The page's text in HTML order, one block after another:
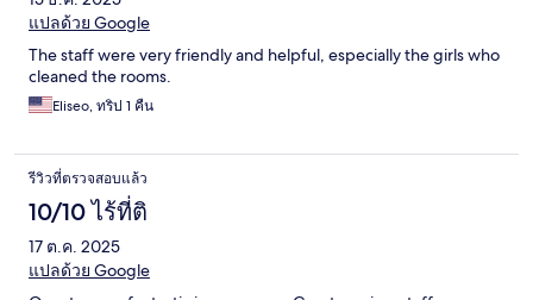
แปลด้วย Google
The staff were very friendly and helpful, especially the girls who
cleaned the rooms.
Eliseo, ทริป 1 คืน
รีวิวที่ตรวจสอบแล้ว
10/10 ไร้ที่ติ
17 ต.ค. 2025
แปลด้วย Google